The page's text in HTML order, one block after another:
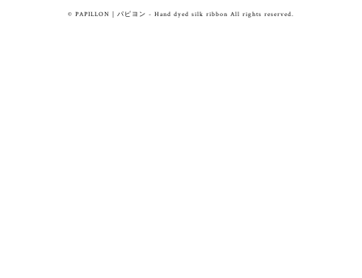
© PAPILLON｜パピヨン - Hand dyed silk ribbon All rights reserved.